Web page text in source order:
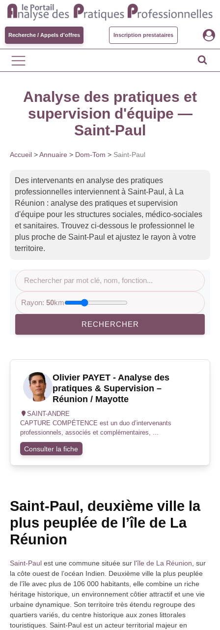
Recherche / Appels d'offres Inscription prestataires
Analyse des pratiques et
supervision d'équipe —
Saint-Paul
Accueil >Annuaire > Dom-Tom > Saint-Paul
Des intervenants en analyse des pratiques
professionnelles interviennent à Saint-Paul, à La
Réunion : analyse des pratiques et supervision
d'équipe pour les structures sociales, médico-sociales
et sanitaires. Trouvez ci-dessous le professionnel le
plus proche de Saint-Paul et ajustez le rayon à votre
territoire.
Rayon:50km
RECHERCHER
Olivier PAYET - Analyse des
pratiques & Supervision –
Réunion / Mayotte
SAINT-ANDRE
CAPTURE COMPÉTENCE est un duo d’intervenants
professionnels, associés et complémentaires, ...
Consulter la fiche
Saint-Paul, deuxième ville la
plus peuplée de l’île de La
Réunion
Saint-Paul est une commune située sur l’île de La Réunion, sur
la côte ouest de l’océan Indien. Deuxième ville la plus peuplée
de l’île avec plus de 106 000 habitants, elle combine un riche
héritage historique, un environnement côtier attractif et une vie
urbaine dynamique. Son territoire très étendu regroupe des
quartiers variés, du centre historique aux zones littorales
touristiques. Saint-Paul est un acteur territorial majeur en